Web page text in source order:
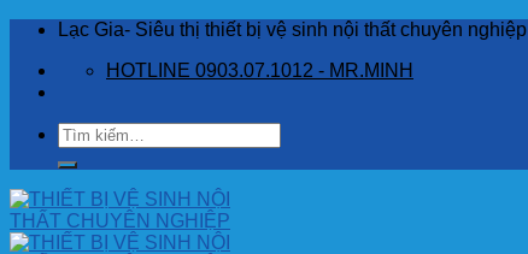
Skip
content
Lạc Gia- Siêu thị thiết bị vệ sinh nội thất chuyên nghiệp
HOTLINE 0903.07.1012 - MR.MINH
Tìm
kiếm: